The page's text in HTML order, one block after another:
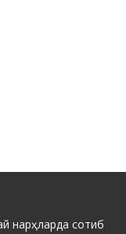
нарҳларда сотиб